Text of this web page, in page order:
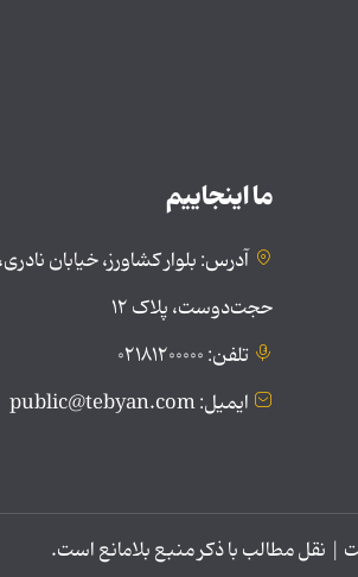
ما اینجاییم
آدرس: بلوار کشاورز، خیابان
حجت‌دوست، پلاک ۱۲
تلفن: ۰۲۱۸۱۲۰۰۰۰۰
ایمیل: public@tebyan.com
مطالب با ذکر منبع بلامانع است.